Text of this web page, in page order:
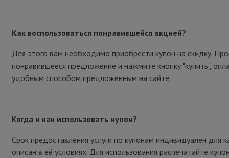
Как воспользоваться понравившейся акцией?
Для этого вам необходимо приобрести купон на скидку.
понравившееся предложение и нажмите кнопку "купить",
удобным способом,предложенным на сайте.
Когда и как использовать купон?
Срок предоставления услуги по купонам индивидуален для
описан в её условиях. Для использования распечатайте